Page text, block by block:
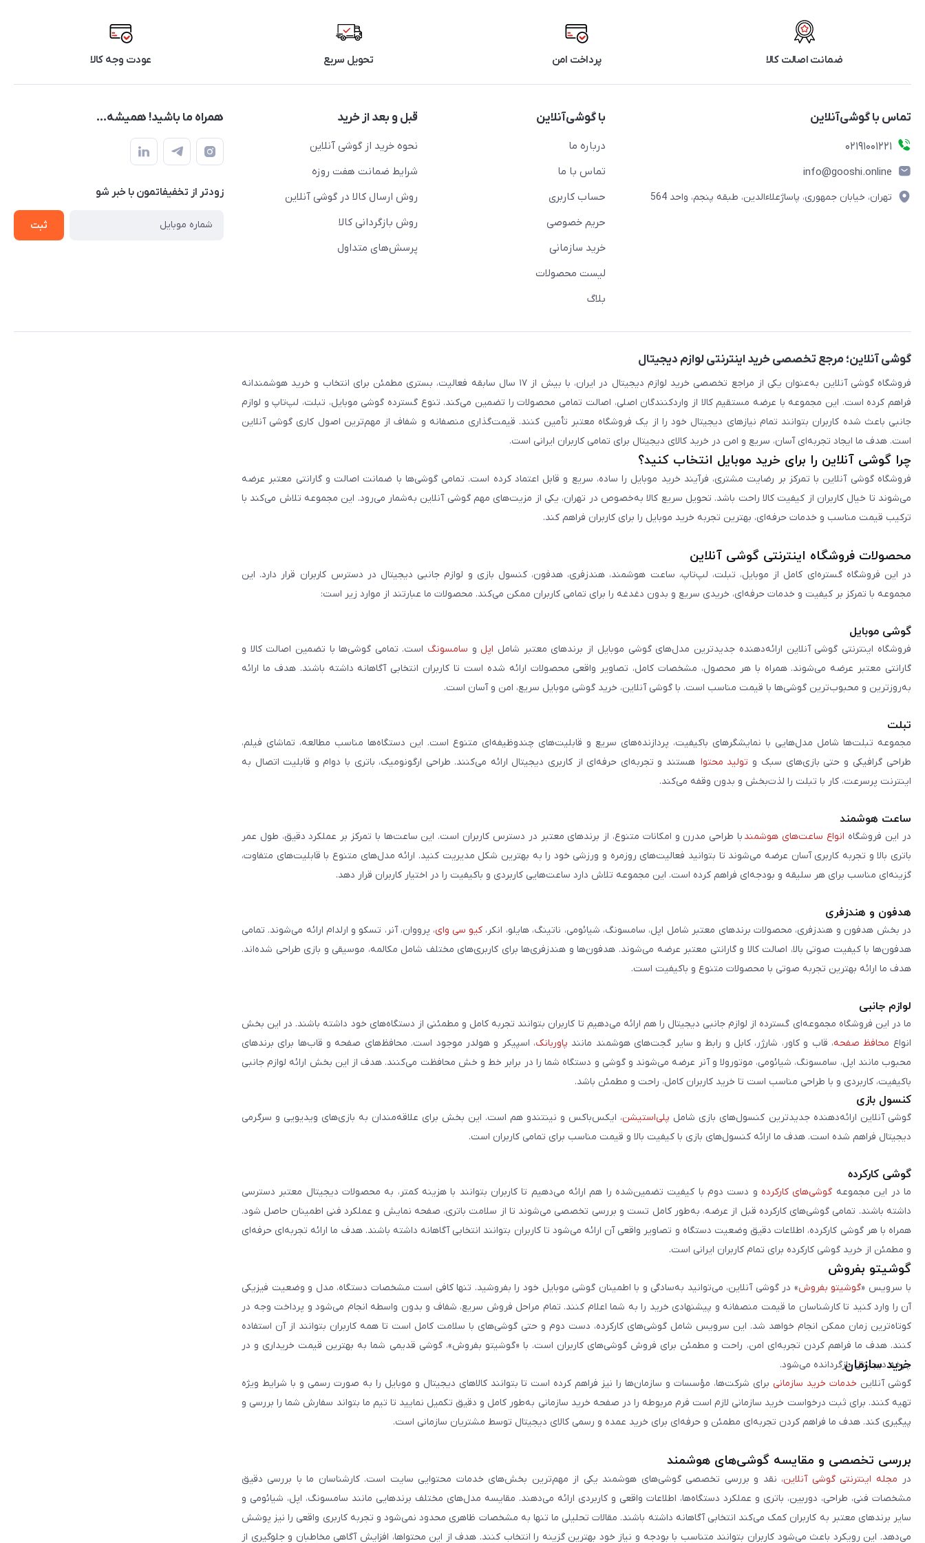
ضمانت اصالت کالا پرداخت امن تحویل سریع عودت وجه کالا
تماس با گوشی‌آنلاین
۰۲۱91001221
info@gooshi.online
تهران، خیابان جمهوری، پاساژعلاءالدین، طبقه پنجم، واحد 564
با گوشی‌آنلاین
درباره ما
تماس با ما
حساب کاربری
حریم خصوصی
خرید سازمانی
لیست محصولات
بلاگ
قبل و بعد از خرید
نحوه خرید از گوشی آنلاین
شرایط ضمانت هفت روزه
روش ارسال کالا در گوشی آنلاین
روش بازگردانی کالا
پرسش‌های متداول
همراه ما باشید! همیشه...
زودتر از تخفیفاتمون با خبر شو
ثبت
گوشی آنلاین؛ مرجع تخصصی خرید اینترنتی لوازم دیجیتال
فروشگاه گوشی آنلاین به‌عنوان یکی از مراجع تخصصی خرید لوازم دیجیتال در ایران، با بیش از ۱۷ سال سابقه فعالیت، بستری مطمئن برای انتخاب و خرید هوشمندانه
فراهم کرده است. این مجموعه با عرضه مستقیم کالا از واردکنندگان اصلی، اصالت تمامی محصولات را تضمین می‌کند. تنوع گسترده گوشی موبایل، تبلت، لپ‌تاپ و لوازم
جانبی باعث شده کاربران بتوانند تمام نیازهای دیجیتال خود را از یک فروشگاه معتبر تأمین کنند. قیمت‌گذاری منصفانه و شفاف از مهم‌ترین اصول کاری گوشی آنلاین
است. هدف ما ایجاد تجربه‌ای آسان، سریع و امن در خرید کالای دیجیتال برای تمامی کاربران ایرانی است.
چرا گوشی آنلاین را برای خرید موبایل انتخاب کنید؟
فروشگاه گوشی آنلاین با تمرکز بر رضایت مشتری، فرآیند خرید موبایل را ساده، سریع و قابل اعتماد کرده است. تمامی گوشی‌ها با ضمانت اصالت و گارانتی معتبر عرضه
می‌شوند تا خیال کاربران از کیفیت کالا راحت باشد. تحویل سریع کالا به‌خصوص در تهران، یکی از مزیت‌های مهم گوشی آنلاین به‌شمار می‌رود. این مجموعه تلاش می‌کند با
ترکیب قیمت مناسب و خدمات حرفه‌ای، بهترین تجربه خرید موبایل را برای کاربران فراهم کند.
محصولات فروشگاه اینترنتی گوشی آنلاین
در این فروشگاه گستره‌ای کامل از موبایل، تبلت، لپ‌تاپ، ساعت هوشمند، هندزفری، هدفون، کنسول بازی و لوازم جانبی دیجیتال در دسترس کاربران قرار دارد. این
مجموعه با تمرکز بر کیفیت و خدمات حرفه‌ای، خریدی سریع و بدون دغدغه را برای تمامی کاربران ممکن می‌کند. محصولات ما عبارتند از موارد زیر است:
گوشی موبایل
فروشگاه اینترنتی گوشی آنلاین ارائه‌دهنده جدیدترین مدل‌های گوشی موبایل از برندهای معتبر شامل اپل و سامسونگ است. تمامی گوشی‌ها با تضمین اصالت کالا و
گارانتی معتبر عرضه می‌شوند. همراه با هر محصول، مشخصات کامل، تصاویر واقعی محصولات ارائه شده است تا کاربران انتخابی آگاهانه داشته باشند. هدف ما ارائه
به‌روزترین و محبوب‌ترین گوشی‌ها با قیمت مناسب است. با گوشی آنلاین، خرید گوشی موبایل سریع، امن و آسان است.
تبلت
مجموعه تبلت‌ها شامل مدل‌هایی با نمایشگرهای باکیفیت، پردازنده‌های سریع و قابلیت‌های چندوظیفه‌ای متنوع است. این دستگاه‌ها مناسب مطالعه، تماشای فیلم،
طراحی گرافیکی و حتی بازی‌های سبک و تولید محتوا هستند و تجربه‌ای حرفه‌ای از کاربری دیجیتال ارائه می‌کنند. طراحی ارگونومیک، باتری با دوام و قابلیت اتصال به
اینترنت پرسرعت، کار با تبلت را لذت‌بخش و بدون وقفه می‌کند.
ساعت هوشمند
در این فروشگاه انواع ساعت‌های هوشمند با طراحی مدرن و امکانات متنوع، از برندهای معتبر در دسترس کاربران است. این ساعت‌ها با تمرکز بر عملکرد دقیق، طول عمر
باتری بالا و تجربه کاربری آسان عرضه می‌شوند تا بتوانید فعالیت‌های روزمره و ورزشی خود را به بهترین شکل مدیریت کنید. ارائه مدل‌های متنوع با قابلیت‌های متفاوت،
گزینه‌ای مناسب برای هر سلیقه و بودجه‌ای فراهم کرده است. این مجموعه تلاش دارد ساعت‌هایی کاربردی و باکیفیت را در اختیار کاربران قرار دهد.
هدفون و هندزفری
در بخش هدفون و هندزفری، محصولات برندهای معتبر شامل اپل، سامسونگ، شیائومی، ناتینگ، هایلو، انکر، کیو سی وای، پرووان، آنر، تسکو و ارلدام ارائه می‌شوند. تمامی
هدفون‌ها با کیفیت صوتی بالا، اصالت کالا و گارانتی معتبر عرضه می‌شوند. هدفون‌ها و هندزفری‌ها برای کاربری‌های مختلف شامل مکالمه، موسیقی و بازی طراحی شده‌اند.
هدف ما ارائه بهترین تجربه صوتی با محصولات متنوع و باکیفیت است.
لوازم جانبی
ما در این فروشگاه مجموعه‌ای گسترده از لوازم جانبی دیجیتال را هم ارائه می‌دهیم تا کاربران بتوانند تجربه کامل و مطمئنی از دستگاه‌های خود داشته باشند. در این بخش
انواع محافظ صفحه، قاب و کاور، شارژر، کابل و رابط و سایر گجت‌های هوشمند مانند پاوربانک، اسپیکر و هولدر موجود است. محافظ‌های صفحه و قاب‌ها برای برندهای
محبوب مانند اپل، سامسونگ، شیائومی، موتورولا و آنر عرضه می‌شوند و گوشی و دستگاه شما را در برابر خط و خش محافظت می‌کنند. هدف از این بخش ارائه لوازم جانبی
باکیفیت، کاربردی و با طراحی مناسب است تا خرید کاربران کامل، راحت و مطمئن باشد.
کنسول بازی
گوشی آنلاین ارائه‌دهنده جدیدترین کنسول‌های بازی شامل پلی‌استیشن، ایکس‌باکس و نینتندو هم است. این بخش برای علاقه‌مندان به بازی‌های ویدیویی و سرگرمی
دیجیتال فراهم شده است. هدف ما ارائه کنسول‌های بازی با کیفیت بالا و قیمت مناسب برای تمامی کاربران است.
گوشی کارکرده
ما در این مجموعه گوشی‌های کارکرده و دست دوم با کیفیت تضمین‌شده را هم ارائه می‌دهیم تا کاربران بتوانند با هزینه کمتر، به محصولات دیجیتال معتبر دسترسی
داشته باشند. تمامی گوشی‌های کارکرده قبل از عرضه، به‌طور کامل تست و بررسی تخصصی می‌شوند تا از سلامت باتری، صفحه نمایش و عملکرد فنی اطمینان حاصل شود.
همراه با هر گوشی کارکرده، اطلاعات دقیق وضعیت دستگاه و تصاویر واقعی آن ارائه می‌شود تا کاربران بتوانند انتخابی آگاهانه داشته باشند. هدف ما ارائه تجربه‌ای حرفه‌ای
و مطمئن از خرید گوشی کارکرده برای تمام کاربران ایرانی است.
گوشیتو بفروش
با سرویس «گوشیتو بفروش» در گوشی آنلاین، می‌توانید به‌سادگی و با اطمینان گوشی موبایل خود را بفروشید. تنها کافی است مشخصات دستگاه، مدل و وضعیت فیزیکی
آن را وارد کنید تا کارشناسان ما قیمت منصفانه و پیشنهادی خرید را به شما اعلام کنند. تمام مراحل فروش سریع، شفاف و بدون واسطه انجام می‌شود و پرداخت وجه در
کوتاه‌ترین زمان ممکن انجام خواهد شد. این سرویس شامل گوشی‌های کارکرده، دست دوم و حتی گوشی‌های با سلامت کامل است تا همه کاربران بتوانند از آن استفاده
کنند. هدف ما فراهم کردن تجربه‌ای امن، راحت و مطمئن برای فروش گوشی‌های کاربران است. با «گوشیتو بفروش»، گوشی قدیمی شما به بهترین قیمت خریداری و در
چرخه دیجیتال بازگردانده می‌شود.
خرید سازمان
گوشی آنلاین خدمات خرید سازمانی برای شرکت‌ها، مؤسسات و سازمان‌ها را نیز فراهم کرده است تا بتوانند کالاهای دیجیتال و موبایل را به صورت رسمی و با شرایط ویژه
تهیه کنند. برای ثبت درخواست خرید سازمانی لازم است فرم مربوطه را در صفحه خرید سازمانی به‌طور کامل و دقیق تکمیل نمایید تا تیم ما بتواند سفارش شما را بررسی و
پیگیری کند. هدف ما فراهم کردن تجربه‌ای مطمئن و حرفه‌ای برای خرید عمده و رسمی کالای دیجیتال توسط مشتریان سازمانی است.
بررسی تخصصی و مقایسه گوشی‌های هوشمند
در مجله اینترنتی گوشی آنلاین، نقد و بررسی تخصصی گوشی‌های هوشمند یکی از مهم‌ترین بخش‌های خدمات محتوایی سایت است. کارشناسان ما با بررسی دقیق
مشخصات فنی، طراحی، دوربین، باتری و عملکرد دستگاه‌ها، اطلاعات واقعی و کاربردی ارائه می‌دهند. مقایسه مدل‌های مختلف برندهایی مانند سامسونگ، اپل، شیائومی و
سایر برندهای معتبر به کاربران کمک می‌کند انتخابی آگاهانه داشته باشند. مقالات تحلیلی ما تنها به مشخصات ظاهری محدود نمی‌شود و تجربه کاربری واقعی را نیز پوشش
می‌دهد. این رویکرد باعث می‌شود کاربران بتوانند متناسب با بودجه و نیاز خود بهترین گزینه را انتخاب کنند. هدف از این محتواها، افزایش آگاهی مخاطبان و جلوگیری از